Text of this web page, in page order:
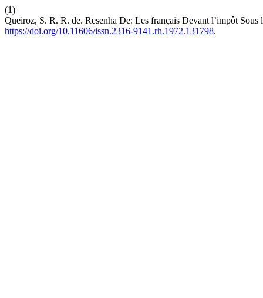
(1)
Queiroz, S. R. R. de. Resenha De: Les français Devant l’impôt
https://doi.org/10.11606/issn.2316-9141.rh.1972.131798.